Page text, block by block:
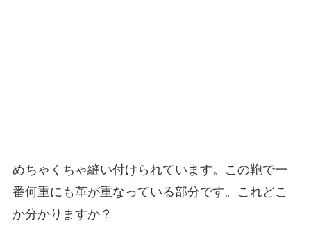
めちゃくちゃ縫い付けられています。この鞄で一
番何重にも革が重なっている部分です。これどこ
か分かりますか？